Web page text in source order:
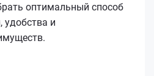
оптимальный способ
удобства и